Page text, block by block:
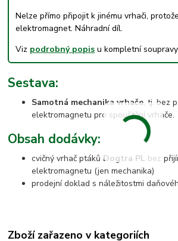
Nelze přímo připojit k jinému vrhači,
elektromagnet. Náhradní díl.
Viz podrobný popis u kompletní
Sestava:
Samotná mechanika vrhače, tj. bez
elektromagnetu pro spouštění vrhače.
Obsah dodávky:
cvičný vrhač ptáků Dogtra PL bez
elektromagnetu (jen mechanika)
prodejní doklad s náležitostmi
Zboží zařazeno v kategoriích